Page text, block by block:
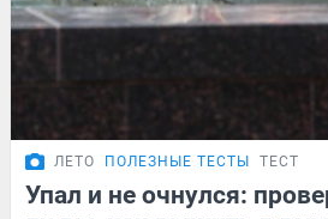
ЛЕТО ПОЛЕЗНЫЕ ТЕСТЫ ТЕСТ
Упал и не очнулся: